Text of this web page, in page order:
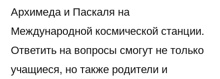
Архимеда и Паскаля на
Международной космической станции.
Ответить на вопросы смогут не только
учащиеся, но также родители и